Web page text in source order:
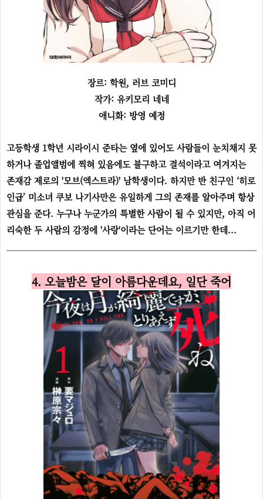
장르: 학원, 러브 코미디
작가: 유키모리 네네
애니화: 방영 예정
고등학생 1학년 시라이시 준타는 옆에 있어도 사람들이 눈치채지 못
하거나 졸업앨범에 찍혀 있음에도 불구하고 결석이라고 여겨지는
존재감 제로의 '모브(엑스트라)' 남학생이다. 하지만 반 친구인 ‘히로
인급’ 미소녀 쿠보 나기사만은 유일하게 그의 존재를 알아주며 항상
관심을 준다. 누구나 누군가의 특별한 사람이 될 수 있지만, 아직 어
리숙한 두 사람의 감정에 '사랑'이라는 단어는 이르기만 한데...
4. 오늘밤은 달이 아름다운데요, 일단 죽어